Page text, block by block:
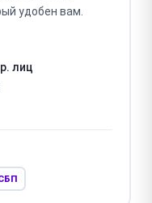
удобен вам.
лиц